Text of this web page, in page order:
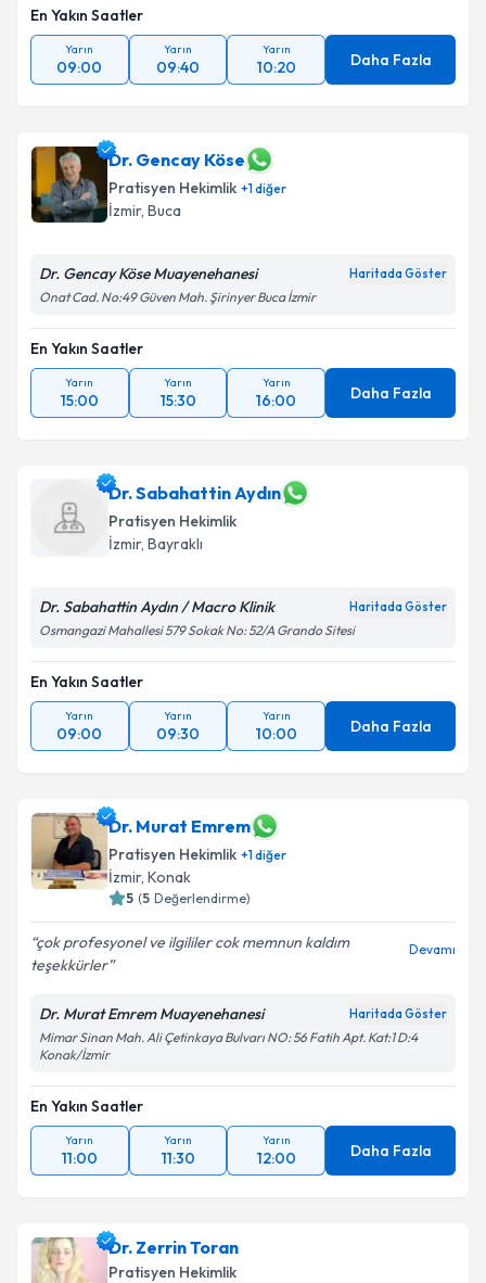
En Yakın Saatler
Yarın
09:00
Yarın
09:40
Yarın
10:20 Daha Fazla
Dr. Gencay Köse
Pratisyen Hekimlik +1diğer
İzmir, Buca
Dr. Gencay Köse Muayenehanesi Haritada Göster
Onat Cad. No:49 Güven Mah. Şirinyer Buca İzmir
En Yakın Saatler
Yarın
15:00
Yarın
15:30
Yarın
16:00 Daha Fazla
Dr. Sabahattin Aydın
Pratisyen Hekimlik
İzmir, Bayraklı
Dr. Sabahattin Aydın / Macro Klinik Haritada Göster
Osmangazi Mahallesi 579 Sokak No: 52/A Grando Sitesi
En Yakın Saatler
Yarın
09:00
Yarın
09:30
Yarın
10:00 Daha Fazla
Dr. Murat Emrem
Pratisyen Hekimlik +1diğer
İzmir, Konak
5 (5 Değerlendirme)
çok profesyonel ve ilgililer cok memnun kaldım
teşekkürler
Devamı
Dr. Murat Emrem Muayenehanesi Haritada Göster
Mimar Sinan Mah. Ali Çetinkaya Bulvarı NO: 56 Fatih Apt. Kat:1 D:4
Konak/İzmir
En Yakın Saatler
Yarın
11:00
Yarın
11:30
Yarın
12:00 Daha Fazla
Dr. Zerrin Toran
Pratisyen Hekimlik